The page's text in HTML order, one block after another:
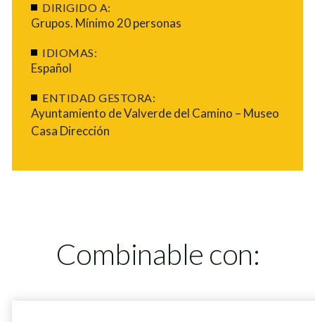
DIRIGIDO A:
Grupos. Mínimo 20 personas
IDIOMAS:
Español
ENTIDAD GESTORA:
Ayuntamiento de Valverde del Camino – Museo
Casa Dirección
Combinable con: